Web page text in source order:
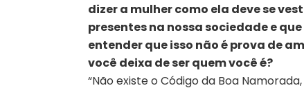
dizer a mulher como ela deve se
presentes na nossa sociedade e
entender que isso não é prova de
você deixa de ser quem você é?
“Não existe o Código da Boa